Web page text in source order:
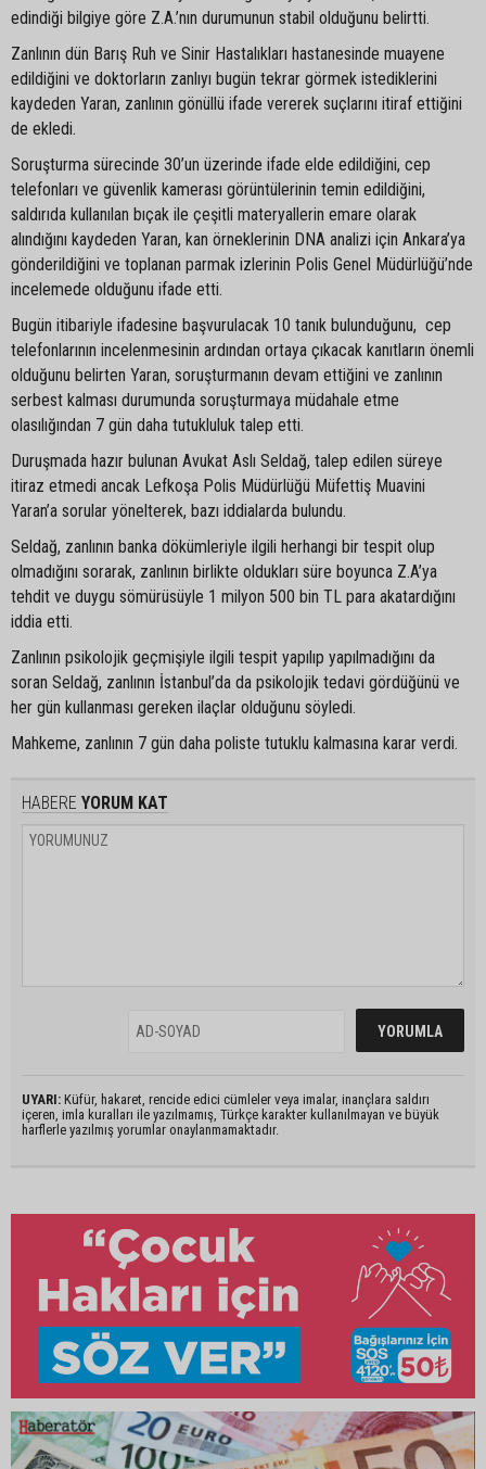
edindiği bilgiye göre Z.A.’nın durumunun stabil olduğunu belirtti.
Zanlının dün Barış Ruh ve Sinir Hastalıkları hastanesinde muayene
edildiğini ve doktorların zanlıyı bugün tekrar görmek istediklerini
kaydeden Yaran, zanlının gönüllü ifade vererek suçlarını itiraf ettiğini
de ekledi.
Soruşturma sürecinde 30’un üzerinde ifade elde edildiğini, cep
telefonları ve güvenlik kamerası görüntülerinin temin edildiğini,
saldırıda kullanılan bıçak ile çeşitli materyallerin emare olarak
alındığını kaydeden Yaran, kan örneklerinin DNA analizi için Ankara’ya
gönderildiğini ve toplanan parmak izlerinin Polis Genel Müdürlüğü’nde
incelemede olduğunu ifade etti.
Bugün itibariyle ifadesine başvurulacak 10 tanık bulunduğunu, cep
telefonlarının incelenmesinin ardından ortaya çıkacak kanıtların önemli
olduğunu belirten Yaran, soruşturmanın devam ettiğini ve zanlının
serbest kalması durumunda soruşturmaya müdahale etme
olasılığından 7 gün daha tutukluluk talep etti.
Duruşmada hazır bulunan Avukat Aslı Seldağ, talep edilen süreye
itiraz etmedi ancak Lefkoşa Polis Müdürlüğü Müfettiş Muavini
Yaran’a sorular yönelterek, bazı iddialarda bulundu.
Seldağ, zanlının banka dökümleriyle ilgili herhangi bir tespit olup
olmadığını sorarak, zanlının birlikte oldukları süre boyunca Z.A’ya
tehdit ve duygu sömürüsüyle 1 milyon 500 bin TL para akatardığını
iddia etti.
Zanlının psikolojik geçmişiyle ilgili tespit yapılıp yapılmadığını da
soran Seldağ, zanlının İstanbul’da da psikolojik tedavi gördüğünü ve
her gün kullanması gereken ilaçlar olduğunu söyledi.
Mahkeme, zanlının 7 gün daha poliste tutuklu kalmasına karar verdi.
HABERE YORUM KAT
UYARI: Küfür, hakaret, rencide edici cümleler veya imalar, inançlara saldırı
içeren, imla kuralları ile yazılmamış, Türkçe karakter kullanılmayan ve büyük
harflerle yazılmış yorumlar onaylanmamaktadır.